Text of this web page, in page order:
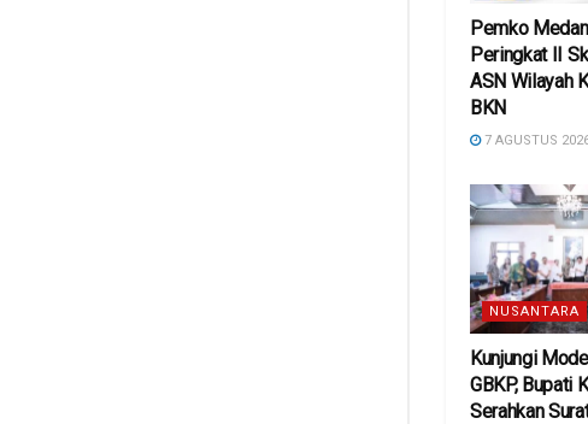
Pemko
Peringkat II
ASN Wilayah
BKN
7 AGUSTUS
NUSANTARA
Kunjungi
GBKP, Bupati
Serahkan